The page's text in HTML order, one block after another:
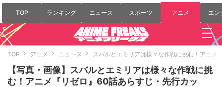
TOP ランキング ニュース スポーツ アニメ エン
TOP アニメ ニュース スバルとエミリアは様々な作戦に挑む！アニ
【写真・画像】スバルとエミリアは様々な作戦に挑
む！アニメ『リゼロ』60話あらすじ・先行カッ